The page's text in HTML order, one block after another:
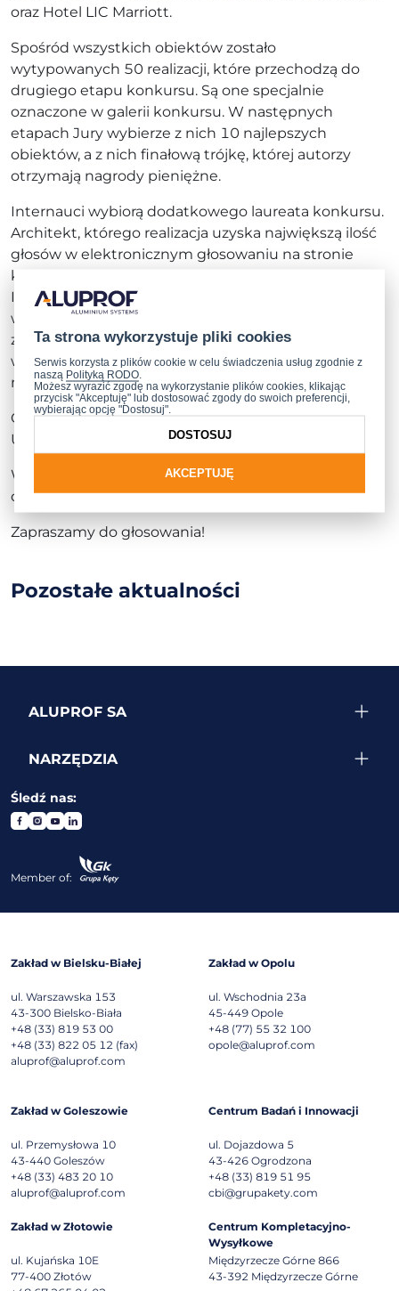
oraz Hotel LIC Marriott.
Spośród wszystkich obiektów zostało
wytypowanych 50 realizacji, które przechodzą do
drugiego etapu konkursu. Są one specjalnie
oznaczone w galerii konkursu. W następnych
etapach Jury wybierze z nich 10 najlepszych
obiektów, a z nich finałową trójkę, której autorzy
otrzymają nagrody pieniężne.
Internauci wybiorą dodatkowego laureata konkursu.
Architekt, którego realizacja uzyska największą ilość
głosów w elektronicznym głosowaniu na stronie
konkursowej zostanie nagrodzony „Wyróżnieniem
Internautów”. Głosowanie on-line potrwa do 5
września br. Każdy odwiedzający stronę może
zagłosować tylko raz. Każdy głosujący, którego
wytypowany obiekt zajmie I miejsce jako
najciekawszy, otrzyma nagrodę rzeczową od Aluprof.
Ogłoszenie wyników odbędzie się podczas
Uroczystej Gali we wrześniu 2016 roku.
Więcej informacji oraz szczegółowy regulamin
dostępny jest pod adresem: konkurs.aluprof.com
Zapraszamy do głosowania!
Pozostałe aktualności
ALUPROF SA
NARZĘDZIA
Śledź nas:
Member of:
Zakład w Bielsku-Białej
ul. Warszawska 153
43-300 Bielsko-Biała
+48 (33) 819 53 00
+48 (33) 822 05 12 (fax)
aluprof@aluprof.com
Zakład w Opolu
ul. Wschodnia 23a
45-449 Opole
+48 (77) 55 32 100
opole@aluprof.com
Zakład w Goleszowie
ul. Przemysłowa 10
43-440 Goleszów
+48 (33) 483 20 10
aluprof@aluprof.com
Centrum Badań i Innowacji
ul. Dojazdowa 5
43-426 Ogrodzona
+48 (33) 819 51 95
cbi@grupakety.com
Zakład w Złotowie
ul. Kujańska 10E
77-400 Złotów
Centrum Kompletacyjno-
Wysyłkowe
Międzyrzecze Górne 866
43-392 Międzyrzecze Górne
Ta strona wykorzystuje pliki cookies
Serwis korzysta z plików cookie w celu świadczenia usług zgodnie z
naszą Polityką RODO
Możesz wyrazić zgodę na wykorzystanie plików cookies, klikając
przycisk "Akceptuję" lub dostosować zgody do swoich preferencji,
wybierając opcję "Dostosuj".
AKCEPTUJĘ
DOSTOSUJ